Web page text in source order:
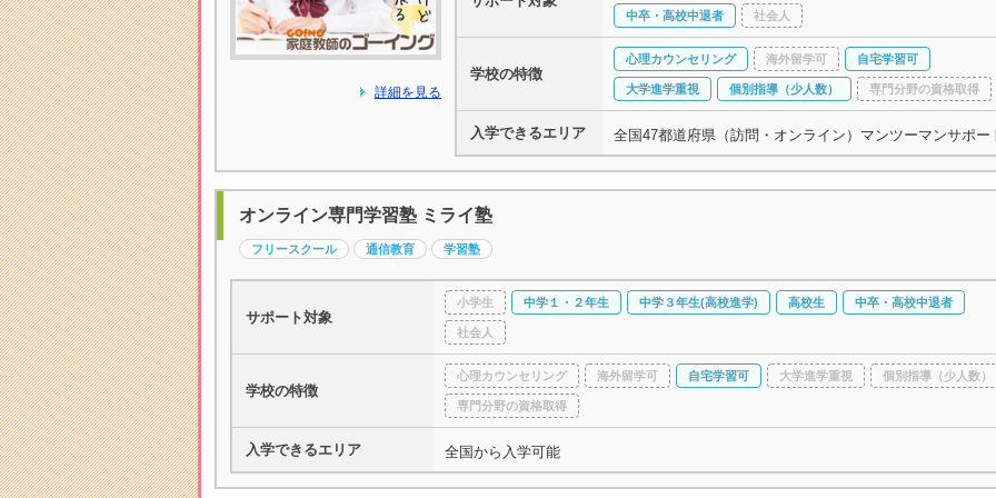
詳細を見る
中卒・高校中退者 社会人
学校の特徴
心理カウンセリング 海外留学可 自宅学習可
大学進学重視 個別指導（少人数） 専門分野の資格取得
入学できるエリア 全国47都道府県（訪問・オンライン）マンツーマンサポー
オンライン専門学習塾 ミライ塾
フリースクール 通信教育 学習塾
サポート対象
小学生 中学１・２年生 中学３年生(高校進学) 高校生 中卒・高校中退者
社会人
学校の特徴
心理カウンセリング 海外留学可 自宅学習可 大学進学重視 個別指導（少人数）
専門分野の資格取得
入学できるエリア 全国から入学可能